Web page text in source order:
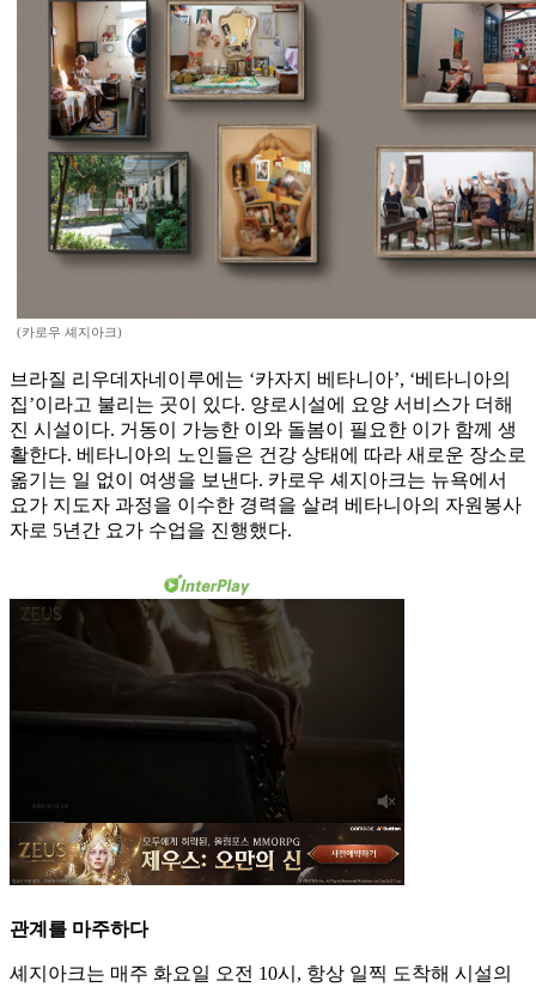
(카로우 셰지아크)
브라질 리우데자네이루에는 ‘카자지 베타니아’, ‘베타니아의
집’이라고 불리는 곳이 있다. 양로시설에 요양 서비스가 더해
진 시설이다. 거동이 가능한 이와 돌봄이 필요한 이가 함께 생
활한다. 베타니아의 노인들은 건강 상태에 따라 새로운 장소로
옮기는 일 없이 여생을 보낸다. 카로우 셰지아크는 뉴욕에서
요가 지도자 과정을 이수한 경력을 살려 베타니아의 자원봉사
자로 5년간 요가 수업을 진행했다.
관계를 마주하다
셰지아크는 매주 화요일 오전 10시, 항상 일찍 도착해 시설의